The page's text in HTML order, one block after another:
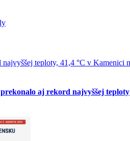
aj rekord najvyššej teploty